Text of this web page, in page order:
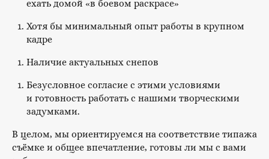
ехать домой «в боевом раскрасе»
Хотя бы минимальный опыт работы в крупном
кадре
Наличие актуальных снепов
Безусловное согласие с этими условиями
и готовность работать с нашими творческими
задумками.
В целом, мы ориентируемся на соответствие типажа
съёмке и общее впечатление, готовы ли мы с вами